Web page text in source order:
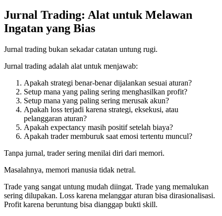
Jurnal Trading: Alat untuk Melawan
Ingatan yang Bias
Jurnal trading bukan sekadar catatan untung rugi.
Jurnal trading adalah alat untuk menjawab:
Apakah strategi benar-benar dijalankan sesuai aturan?
Setup mana yang paling sering menghasilkan profit?
Setup mana yang paling sering merusak akun?
Apakah loss terjadi karena strategi, eksekusi, atau
pelanggaran aturan?
Apakah expectancy masih positif setelah biaya?
Apakah trader memburuk saat emosi tertentu muncul?
Tanpa jurnal, trader sering menilai diri dari memori.
Masalahnya, memori manusia tidak netral.
Trade yang sangat untung mudah diingat. Trade yang memalukan
sering dilupakan. Loss karena melanggar aturan bisa dirasionalisasi.
Profit karena beruntung bisa dianggap bukti skill.